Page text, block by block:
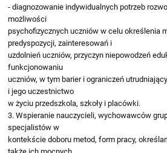
- diagnozowanie indywidualnych potrzeb
możliwości
psychofizycznych uczniów w celu określenia
predyspozycji, zainteresowań i
uzdolnień uczniów, przyczyn niepowodzeń
funkcjonowaniu
uczniów, w tym barier i ograniczeń
i jego uczestnictwo
w życiu przedszkola, szkoły i placówki.
3. Wspieranie nauczycieli, wychowawców
specjalistów w
kontekście doboru metod, form pracy,